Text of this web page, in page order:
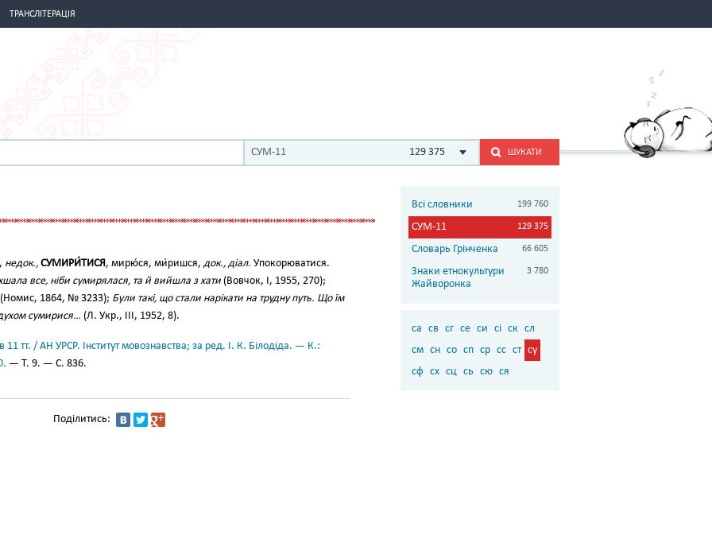
ТРАНСЛІТЕРАЦІЯ
СУМ-11 129 375 ШУКАТИ
недок., СУМИРИ́ТИСЯ, мирю́ся, ми́ришся, док., діал. Упокорюватися.
все, ніби сумирялася, та й вийшла з хати (Вовчок, І, 1955, 270);
(Номис, 1864, № 3233); Були такі, що стали нарікати на трудну путь. Що їм
сумирися… (Л. Укр., III, 1952, 8).
11 тт. / АН УРСР. Інститут мовознавства; за ред. І. К. Білодіда. — К.:
— Т. 9. — С. 836.
Поділитись:
Всі словники 199 760
СУМ-11 129 375
Словарь Грінченка 66 605
Знаки етнокультури
Жайворонка
3 780
са св сг се си сі ск сл
см сн со сп ср сс ст су
сф сх сц сь сю ся